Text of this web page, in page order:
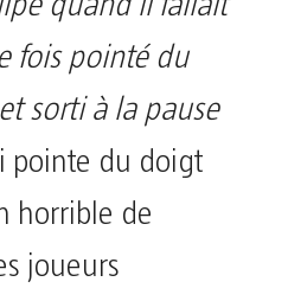
fois pointé du
sorti à la pause
pointe du doigt
horrible de
joueurs